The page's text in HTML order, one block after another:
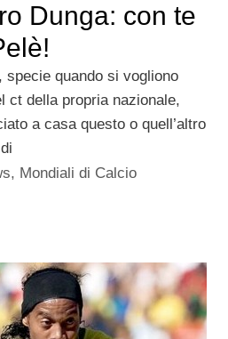
Dunga: con te
specie quando si vogliono
ct della propria nazionale,
a casa questo o quell’altro
, Mondiali di Calcio